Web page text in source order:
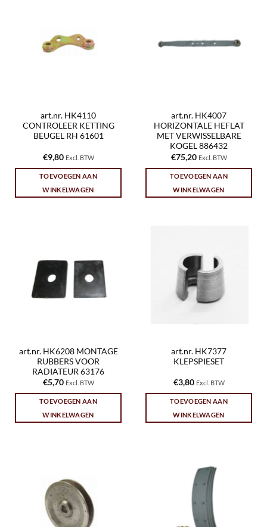
art.nr. HK4110
CONTROLEER KETTING
BEUGEL RH 61601
€9,80 Excl. BTW
TOEVOEGEN AAN
WINKELWAGEN
art.nr. HK4007
HORIZONTALE HEFLAT
MET VERWISSELBARE
KOGEL 886432
€75,20 Excl. BTW
TOEVOEGEN AAN
WINKELWAGEN
art.nr. HK6208 MONTAGE
RUBBERS VOOR
RADIATEUR 63176
€5,70 Excl. BTW
TOEVOEGEN AAN
WINKELWAGEN
art.nr. HK7377
KLEPSPIESET
€3,80 Excl. BTW
TOEVOEGEN AAN
WINKELWAGEN